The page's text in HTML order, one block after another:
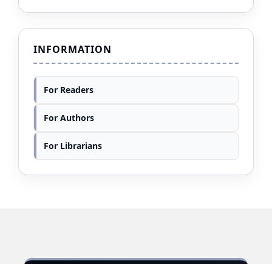
INFORMATION
For Readers
For Authors
For Librarians